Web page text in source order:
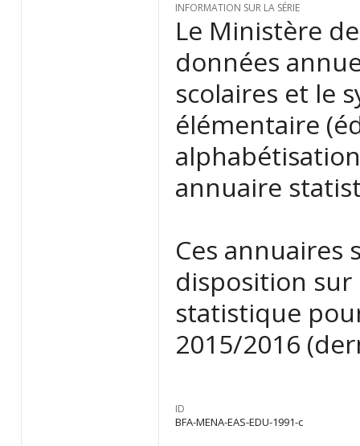
INFORMATION SUR LA SÉRIE
Le Ministère
données
scolaires et le
élémentaire
annuaire
Ces annuaires
disposition sur
statistique
2015/2016
ID
BFA-MENA-EAS-EDU-1991-c